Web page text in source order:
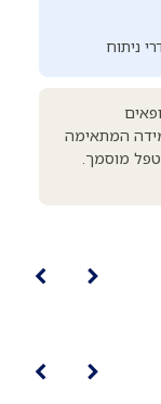
ניתוח
המתאימה
מוסמך.